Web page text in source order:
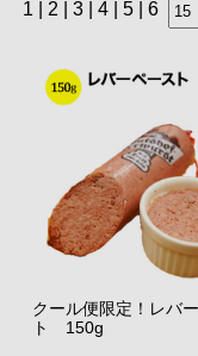
fromイタリア！
1887年イタリア・ヴ
地にしっかりとした
フルーティな後味に
⇒
1 | 2 3| 4| 5| 6
クール便限定！レバ
ト 150g